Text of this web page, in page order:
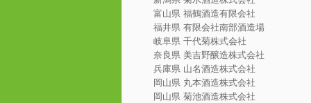
富山県 福鶴酒造有限会社
福井県 有限会社南部酒造場
岐阜県 千代菊株式会社
奈良県 美吉野醸造株式会社
兵庫県 山名酒造株式会社
岡山県 丸本酒造株式会社
岡山県 菊池酒造株式会社